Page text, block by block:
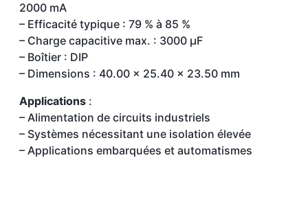
2000 mA
– Efficacité typique : 79 % à 85 %
– Charge capacitive max. : 3000 µF
– Boîtier : DIP
– Dimensions : 40.00 x 25.40 x 23.50 mm
Applications :
– Alimentation de circuits industriels
– Systèmes nécessitant une isolation élevée
– Applications embarquées et automatismes